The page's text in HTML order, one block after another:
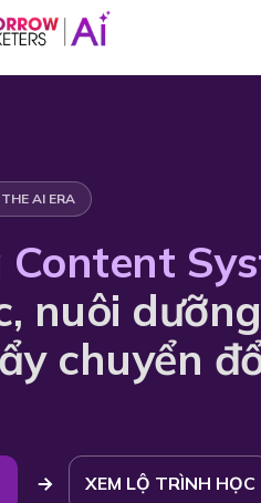
XEM LỘ TRÌNH HỌC
AI ERA
nuôi
chuyển